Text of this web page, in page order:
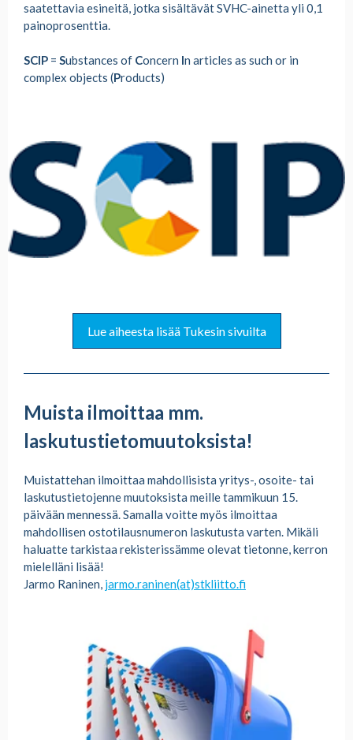
saatettavia esineitä, jotka sisältävät SVHC-ainetta yli 0,1
painoprosenttia.
SCIP = Substances of Concern In articles as such or in
complex objects (Products)
Lue aiheesta lisää Tukesin sivuilta
Muista ilmoittaa mm.
laskutustietomuutoksista!
Muistattehan ilmoittaa mahdollisista yritys-, osoite- tai
laskutustietojenne muutoksista meille tammikuun 15.
päivään mennessä. Samalla voitte myös ilmoittaa
mahdollisen ostotilausnumeron laskutusta varten. Mikäli
haluatte tarkistaa rekisterissämme olevat tietonne, kerron
mielelläni lisää!
Jarmo Raninen, jarmo.raninen(at)stkliitto.fi